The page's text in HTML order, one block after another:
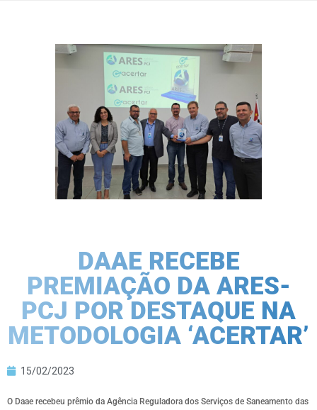
DAAE RECEBE
PREMIAÇÃO DA ARES-
PCJ POR DESTAQUE NA
METODOLOGIA ‘ACERTAR’
15/02/2023
O Daae recebeu prêmio da Agência Reguladora dos Serviços de Saneamento das